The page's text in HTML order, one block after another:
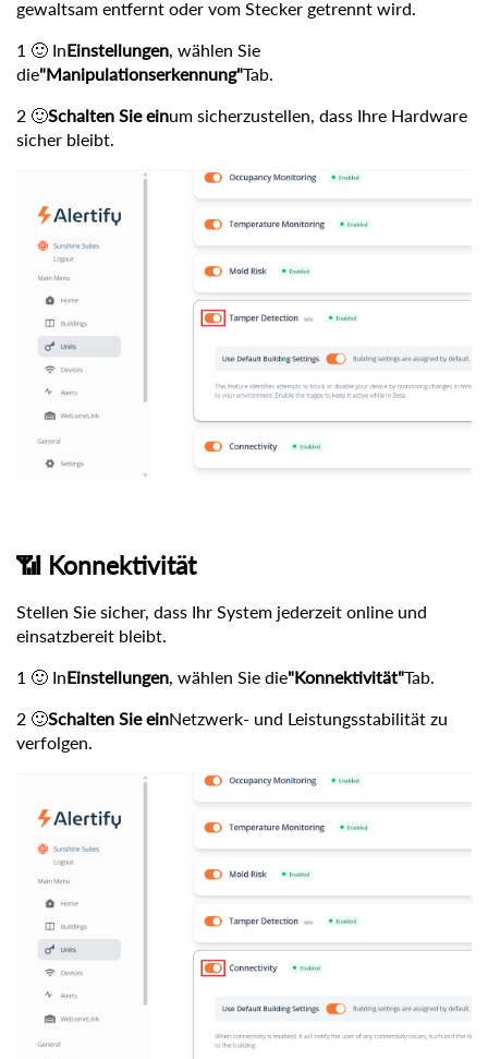
gewaltsam entfernt oder vom Stecker getrennt wird.
1 🙂 InEinstellungen , wählen Sie
die"Manipulationserkennung"Tab.
2 🙂Schalten Sie einum sicherzustellen, dass Ihre Hardware
sicher bleibt.
📶 Konnektivität
Stellen Sie sicher, dass Ihr System jederzeit online und
einsatzbereit bleibt.
1 🙂 InEinstellungen, wählen Sie die"Konnektivität"Tab.
2 🙂Schalten Sie einNetzwerk- und Leistungsstabilität zu
verfolgen.